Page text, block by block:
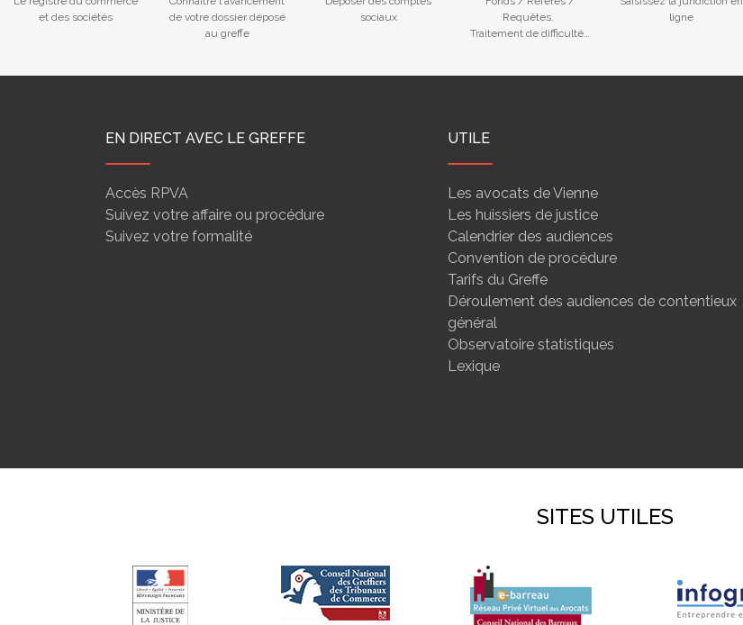
et des sociétés
de votre dossier déposé
au greffe
sociaux
Requêtes.
Traitement de difficultés
ligne
EN DIRECT AVEC LE GREFFE
Accès RPVA
Suivez votre affaire ou procédure
Suivez votre formalité
UTILE
Les avocats de Vienne
Les huissiers de justice
Calendrier des audiences
Convention de procédure
Tarifs du Greffe
Déroulement des audiences de contentieux
général
Observatoire statistiques
Lexique
SITES UTILES